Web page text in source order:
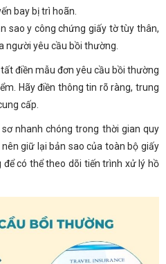
bay bị trì hoãn.
sao y công chứng giấy tờ tùy thân,
người yêu cầu bồi thường.
điền mẫu đơn yêu cầu bồi thường
Hãy điền thông tin rõ ràng, trung
cấp.
nhanh chóng trong thời gian quy
giữ lại bản sao của toàn bộ giấy
có thể theo dõi tiến trình xử lý hồ